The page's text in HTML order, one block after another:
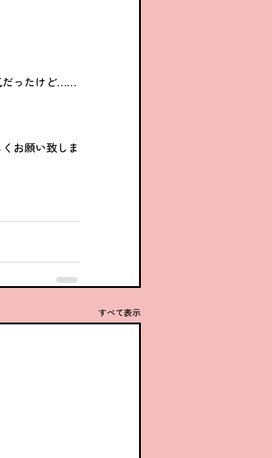
だったけど……
お願い致しま
すべて表示